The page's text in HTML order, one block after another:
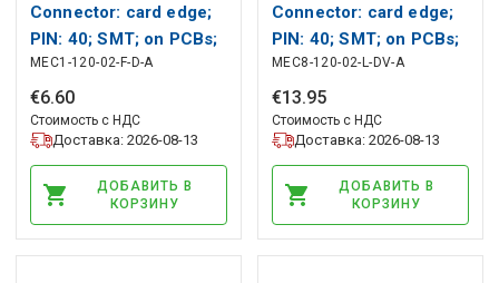
Connector: card edge;
PIN: 40; SMT; on PCBs;
1mm SAMTEC
MEC1-120-02-F-D-A
€6.60
Стоимость с НДС
Доставка: 2026-08-13
ДОБАВИТЬ В
КОРЗИНУ
Connector: card edge;
PIN: 40; SMT; on PCBs;
0.8mm SAMTEC
MEC8-120-02-L-DV-A
€13.95
Стоимость с НДС
Доставка: 2026-08-13
ДОБАВИТЬ В
КОРЗИНУ